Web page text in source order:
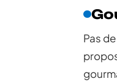
Pas